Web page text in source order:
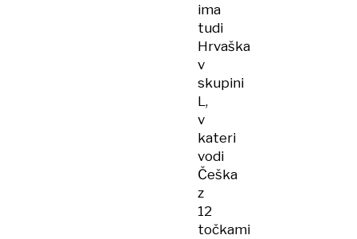
ima
tudi
Hrvaška
v
skupini
L,
v
kateri
vodi
Češka
z
12
točkami